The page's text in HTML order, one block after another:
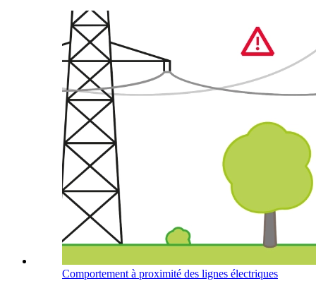
Comportement à proximité des lignes électriques